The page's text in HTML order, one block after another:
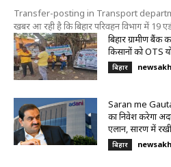
Transfer-posting in Transport
खबर आ रही है कि बिहार परिवहन विभाग में 19
बिहार ग्रामीण बैंक
किसानों को OTS
बिहार
Saran me
का निवेश करेगा
एलान, सारण में
बिहार